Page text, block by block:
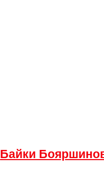
Байки